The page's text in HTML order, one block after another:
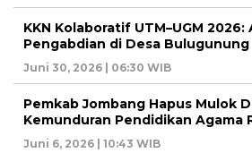
KKN Kolaboratif UTM–UGM
Pengabdian di Desa Bulugunung
Juni 30, 2026 | 06:30 WIB
Pemkab Jombang Hapus Mulok
Kemunduran Pendidikan Agama
Juni 6, 2026 | 10:43 WIB